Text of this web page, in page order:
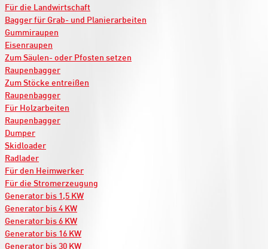
Für die Landwirtschaft
Bagger für Grab- und Planierarbeiten
Gummiraupen
Eisenraupen
Zum Säulen- oder Pfosten setzen
Raupenbagger
Zum Stöcke entreißen
Raupenbagger
Für Holzarbeiten
Raupenbagger
Dumper
Skidloader
Radlader
Für den Heimwerker
Für die Stromerzeugung
Generator bis 1,5 KW
Generator bis 4 KW
Generator bis 6 KW
Generator bis 16 KW
Generator bis 30 KW